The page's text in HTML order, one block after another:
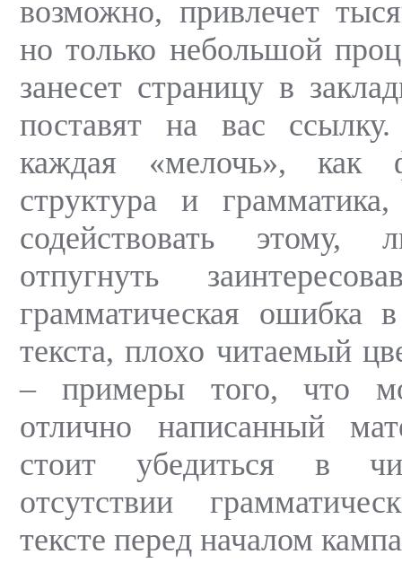
возможно, привлечет
но только небольшой
занесет страницу в
поставят на вас
каждая «мелочь», как
структура и
содействовать этому,
отпугнуть
грамматическая ошибка
текста, плохо читаемый
– примеры того, что
отлично написанный
стоит убедиться в
отсутствии
тексте перед началом